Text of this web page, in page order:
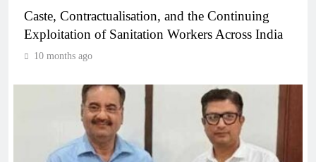
Caste, Contractualisation, and the Continuing
Exploitation of Sanitation Workers Across India
10 months ago